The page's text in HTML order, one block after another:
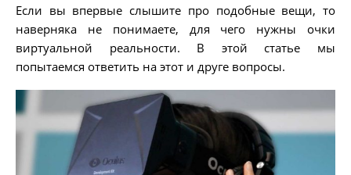
Если вы впервые слышите про подобные вещи, то
наверняка не понимаете, для чего нужны очки
виртуальной реальности. В этой статье мы
попытаемся ответить на этот и друге вопросы.